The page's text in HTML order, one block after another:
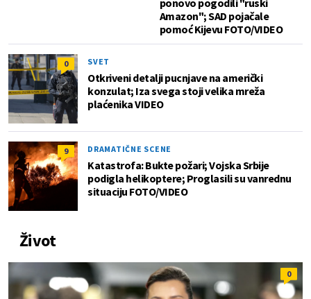
ponovo pogodili "ruski
Amazon"; SAD pojačale
pomoć Kijevu FOTO/VIDEO
0 SVET
Otkriveni detalji pucnjave na američki
konzulat; Iza svega stoji velika mreža
plaćenika VIDEO
9 DRAMATIČNE SCENE
Katastrofa: Bukte požari; Vojska Srbije
podigla helikoptere; Proglasili su vanrednu
situaciju FOTO/VIDEO
Život
0